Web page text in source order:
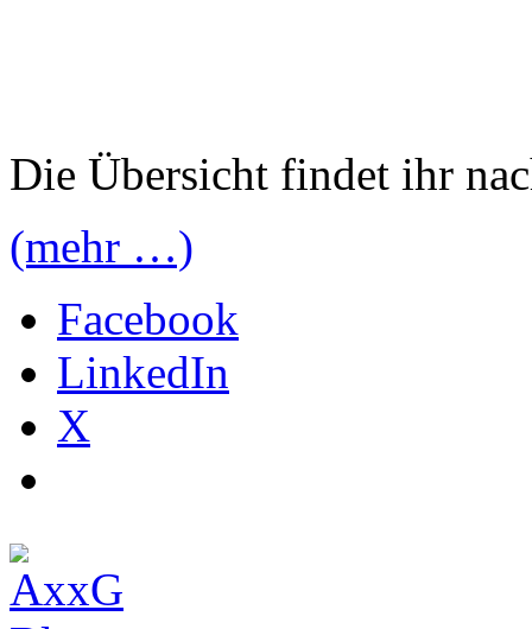
Die Übersicht findet ihr
(mehr …)
Facebook
LinkedIn
X